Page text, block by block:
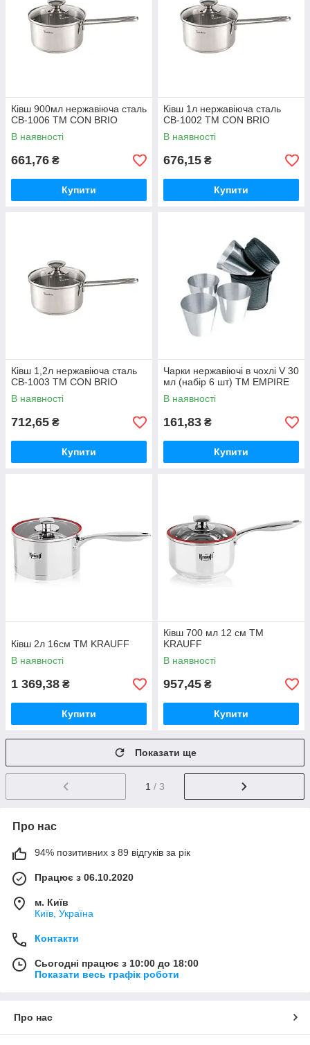
Ківш 900мл нержавіюча сталь
СВ-1006 ТМ CON BRIO
В наявності
661,76 ₴
Купити
Ківш 1л нержавіюча сталь
СВ-1002 ТМ CON BRIO
В наявності
676,15 ₴
Купити
Ківш 1,2л нержавіюча сталь
СВ-1003 ТМ CON BRIO
В наявності
712,65 ₴
Купити
Чарки нержавіючі в чохлі V 30
мл (набір 6 шт) ТМ EMPIRE
В наявності
161,83 ₴
Купити
Ківш 2л 16см ТМ KRAUFF
В наявності
1 369,38 ₴
Купити
Ківш 700 мл 12 см ТМ
KRAUFF
В наявності
957,45 ₴
Купити
Показати ще
1 / 3
Про нас
94% позитивних з 89 відгуків за рік
Працює з 06.10.2020
м. Київ
Київ, Україна
Контакти
Сьогодні працює з 10:00 до 18:00
Показати весь графік роботи
Про нас